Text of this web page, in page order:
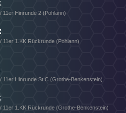
11er Hinrunde 2 (Pohlann)
11er 1.KK Rückrunde (Pohlann)
11er Hinrunde St C (Grothe-Benkenstein)
11er 1.KK Rückrunde (Grothe-Benkenstein)